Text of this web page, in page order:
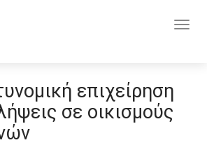
επιχείρηση
σε οικισμούς